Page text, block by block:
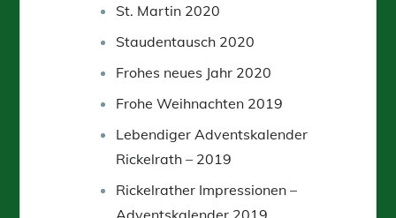
St. Martin 2020
Staudentausch 2020
Frohes neues Jahr 2020
Frohe Weihnachten 2019
Lebendiger Adventskalender
Rickelrath – 2019
Rickelrather Impressionen –
Adventskalender 2019